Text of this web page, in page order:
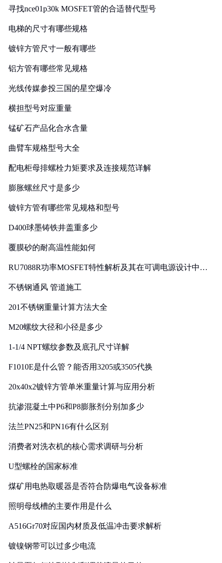
寻找nce01p30k MOSFET管的合适替代型号
电梯的尺寸有哪些规格
镀锌方管尺寸一般有哪些
铝方管有哪些常见规格
光线传媒参投三国的星空爆冷
横担型号对应重量
锰矿石产品化合水含量
曲臂车规格型号大全
配电柜母排螺栓力矩要求及连接规范详解
膨胀螺丝尺寸是多少
镀锌方管有哪些常见规格和型号
D400球墨铸铁井盖重多少
覆膜砂的耐高温性能如何
RU7088R功率MOSFET特性解析及其在可调电源设计中的
不锈钢通风 管道施工
201不锈钢重量计算方法大全
M20螺纹大径和小径是多少
1-1/4 NPT螺纹参数及底孔尺寸详解
F1010E是什么管？能否用3205或3505代换
20x40x2镀锌方管单米重量计算与应用分析
抗渗混凝土中P6和P8膨胀剂分别加多少
法兰PN25和PN16有什么区别
消费者对洗衣机的核心需求调研与分析
U型螺栓的国家标准
煤矿用电热取暖器是否符合防爆电气设备标准
照明母线槽的主要作用是什么
A516Gr70对应国内材质及低温冲击要求解析
镀镍钢带可以过多少电流